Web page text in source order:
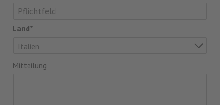
Land*
Italien
Mitteilung